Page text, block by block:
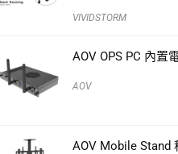
VIVIDSTORM
AOV OPS PC 內置
AOV
AOV Mobile Stand